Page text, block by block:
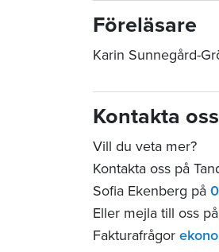
Föreläsare
Karin Sunnegård-
Kontakta oss
Vill du veta mer?
Kontakta oss på
Sofia Ekenberg på
Eller mejla till oss på
Fakturafrågor